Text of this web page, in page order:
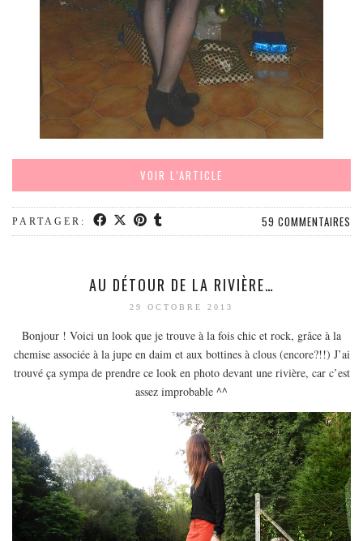
PARUTIONS ET PARTENARIATS
VOIR L’ARTICLE
PARTAGER: 59 COMMENTAIRES
AU DÉTOUR DE LA RIVIÈRE…
29 OCTOBRE 2013
Bonjour ! Voici un look que je trouve à la fois chic et rock, grâce à la
chemise associée à la jupe en daim et aux bottines à clous (encore?!!) J’ai
trouvé ça sympa de prendre ce look en photo devant une rivière, car c’est
assez improbable ^^